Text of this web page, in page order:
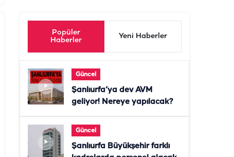
Popüler
Haberler
Yeni Haberler
Güncel
Şanlıurfa’ya dev AVM
geliyor! Nereye yapılacak?
Güncel
Şanlıurfa Büyükşehir farklı